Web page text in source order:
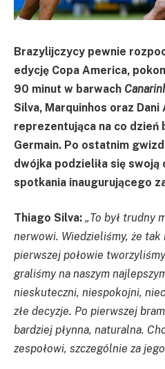
Brazylijczycy pewnie
edycję Copa America,
90 minut w barwach
Silva, Marquinhos oraz
reprezentująca na co dzień
Germain. Po ostatnim
dwójka podzieliła się swoją
spotkania inaugurującego
Thiago Silva: „To był trudny
nerwowi. Wiedzieliśmy, że tak
pierwszej połowie
graliśmy na naszym
nieskuteczni, niespokojni,
złe decyzje. Po pierwszej
bardziej płynna, naturalna.
zespołowi, szczególnie za